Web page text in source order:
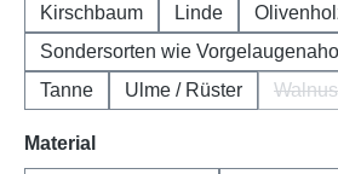
Kirschbaum
Linde
Tanne
Ulme / Rüster
Materialauswählen